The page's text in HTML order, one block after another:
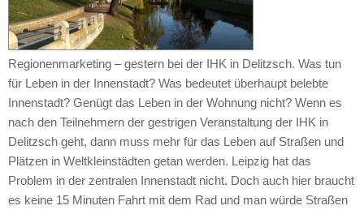
Regionenmarketing – gestern bei der IHK in Delitzsch. Was tun
für Leben in der Innenstadt? Was bedeutet überhaupt belebte
Innenstadt? Genügt das Leben in der Wohnung nicht? Wenn es
nach den Teilnehmern der gestrigen Veranstaltung der IHK in
Delitzsch geht, dann muss mehr für das Leben auf Straßen und
Plätzen in Weltkleinstädten getan werden. Leipzig hat das
Problem in der zentralen Innenstadt nicht. Doch auch hier braucht
es keine 15 Minuten Fahrt mit dem Rad und man würde Straßen